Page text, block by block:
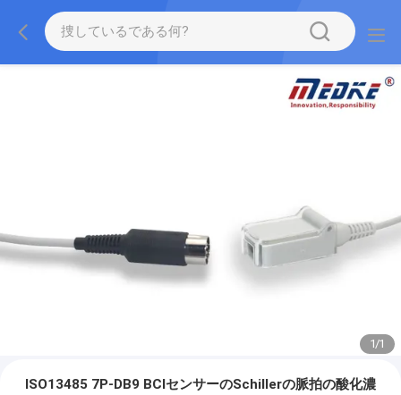
1/1
ISO13485 7P-DB9 BCIセンサーのSchillerの脈拍の酸化濃